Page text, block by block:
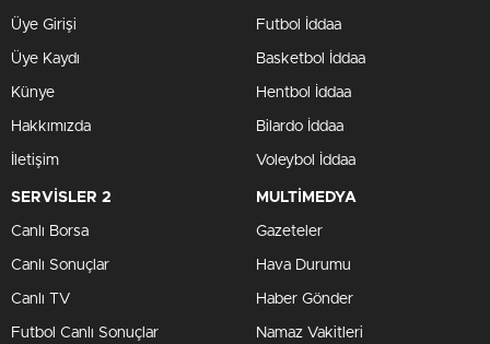
Üye Girişi
Üye Kaydı
Künye
Hakkımızda
İletişim
Futbol İddaa
Basketbol İddaa
Hentbol İddaa
Bilardo İddaa
Voleybol İddaa
SERVİSLER 2
Canlı Borsa
Canlı Sonuçlar
Canlı TV
Futbol Canlı Sonuçlar
MULTİMEDYA
Gazeteler
Hava Durumu
Haber Gönder
Namaz Vakitleri